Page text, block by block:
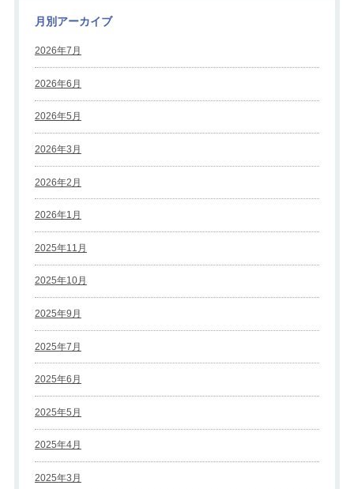
月別アーカイブ
2026年7月
2026年6月
2026年5月
2026年3月
2026年2月
2026年1月
2025年11月
2025年10月
2025年9月
2025年7月
2025年6月
2025年5月
2025年4月
2025年3月